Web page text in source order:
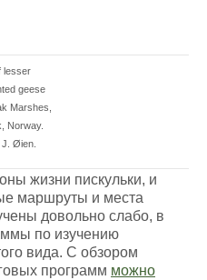
lesser
geese
Marshes,
Norway.
Øien.
жизни пискульки, и
маршруты и места
довольно слабо, в
по изучению
вида. С обзором
программ можно